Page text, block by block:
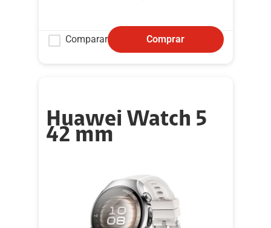
Comparar Comprar
Huawei Watch 5
42 mm